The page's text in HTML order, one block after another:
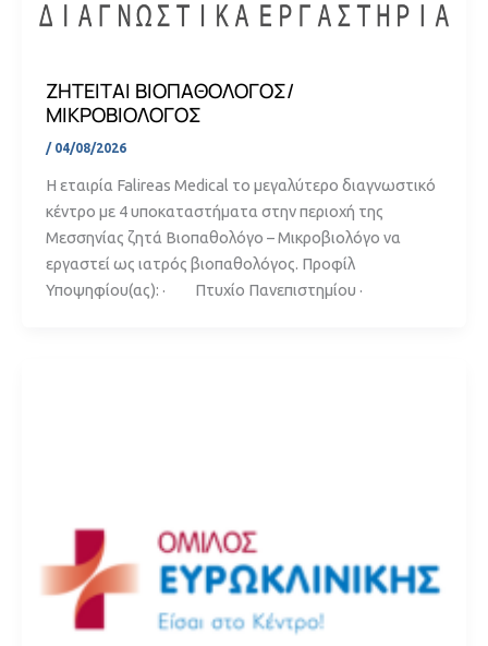
ΖΗΤΕΙΤΑΙ ΒΙΟΠΑΘΟΛΟΓΟΣ/
ΜΙΚΡΟΒΙΟΛΟΓΟΣ
/ 04/08/2026
Η εταιρία Falireas Medical το μεγαλύτερο διαγνωστικό
κέντρο με 4 υποκαταστήματα στην περιοχή της
Μεσσηνίας ζητά Βιοπαθολόγο – Μικροβιολόγο να
εργαστεί ως ιατρός βιοπαθολόγος. Προφίλ
Υποψηφίου(ας): · Πτυχίο Πανεπιστημίου ·